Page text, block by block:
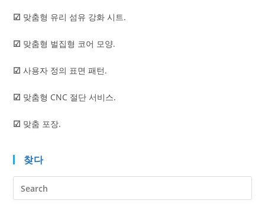
☑ 맞춤형 유리 섬유 강화 시트.
☑ 맞춤형 벌집형 코어 모양.
☑ 사용자 정의 표면 패턴.
☑ 맞춤형 CNC 절단 서비스.
☑ 맞춤 포장.
찾다